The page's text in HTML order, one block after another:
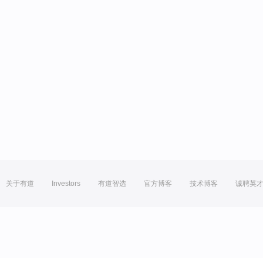
关于有道 Investors 有道智选 官方博客 技术博客 诚聘英才